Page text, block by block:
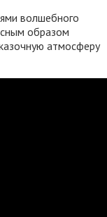
волшебного
образом
атмосферу